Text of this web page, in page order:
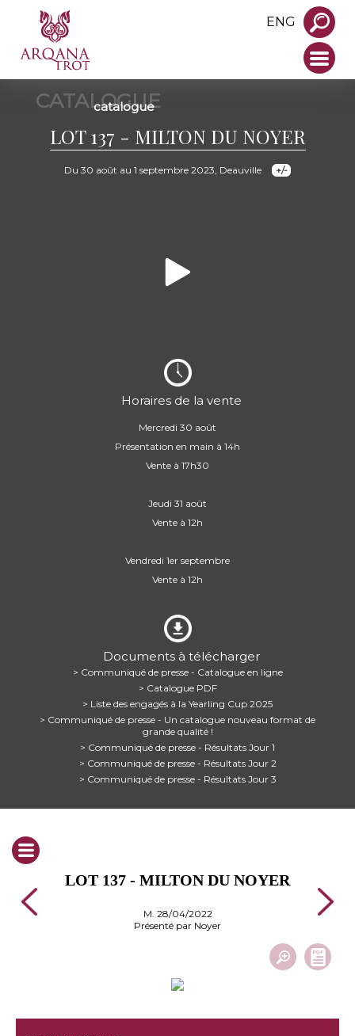
ENG
CATALOGUE
catalogue
LOT 137 - MILTON DU NOYER
Du 30 août au 1 septembre 2023, Deauville
Horaires de la vente
Mercredi 30 août
Présentation en main à 14h
Vente à 17h30
Jeudi 31 août
Vente à 12h
Vendredi 1er septembre
Vente à 12h
Documents à télécharger
> Communiqué de presse - Catalogue en ligne
> Catalogue PDF
> Liste des engagés à la Yearling Cup 2025
> Communiqué de presse - Un catalogue nouveau format de
grande qualité !
> Communiqué de presse - Résultats Jour 1
> Communiqué de presse - Résultats Jour 2
> Communiqué de presse - Résultats Jour 3
LOT 137 - MILTON DU NOYER
M. 28/04/2022
Présenté par Noyer